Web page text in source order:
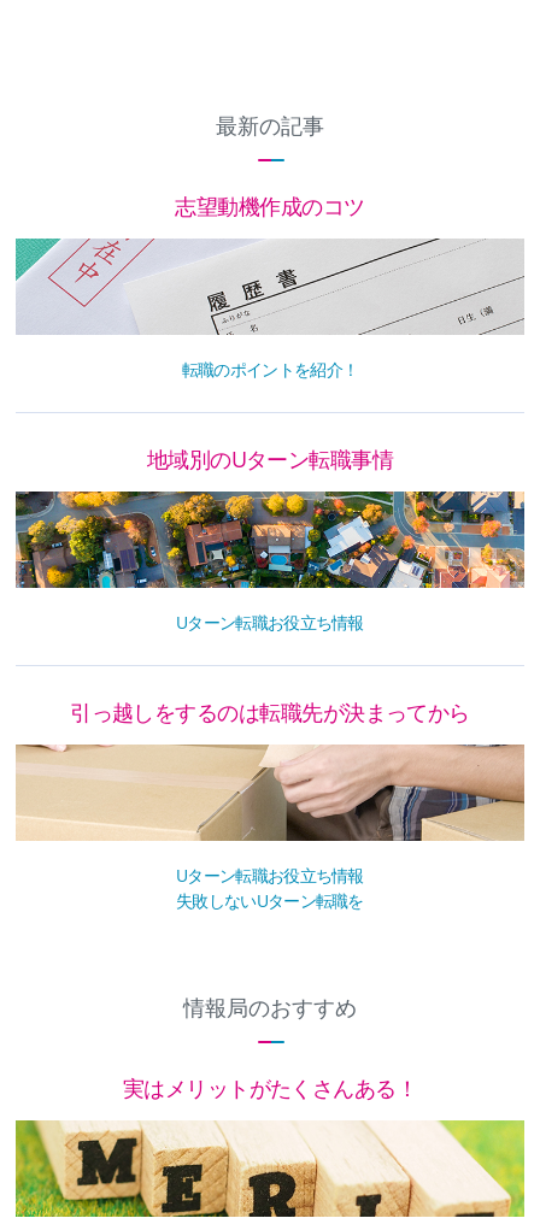
最新の記事
志望動機作成のコツ
転職のポイントを紹介！
地域別のUターン転職事情
Uターン転職お役立ち情報
引っ越しをするのは転職先が決まってから
Uターン転職お役立ち情報
失敗しないUターン転職を
情報局のおすすめ
実はメリットがたくさんある！